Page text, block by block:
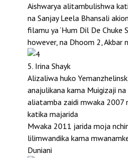
Aishwarya alitambulishwa
na Sanjay Leela Bhansali
filamu ya ‘Hum Dil De Chuke
however, na Dhoom 2, Akbar
5. Irina Shayk
Alizaliwa huko
anajulikana kama Muigizaji
aliatamba zaidi mwaka 2007
katika majarida
Mwaka 2011 jarida moja
lilimwandika kama
Duniani